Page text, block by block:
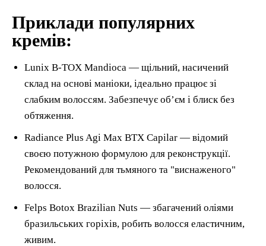
Приклади популярних
кремів:
Lunix B-TOX Mandioca — щільний, насичений
склад на основі маніоки, ідеально працює зі
слабким волоссям. Забезпечує об’єм і блиск без
обтяження.
Radiance Plus Agi Max BTX Capilar — відомий
своєю потужною формулою для реконструкції.
Рекомендований для тьмяного та "виснаженого"
волосся.
Felps Botox Brazilian Nuts — збагачений оліями
бразильських горіхів, робить волосся еластичним,
живим.